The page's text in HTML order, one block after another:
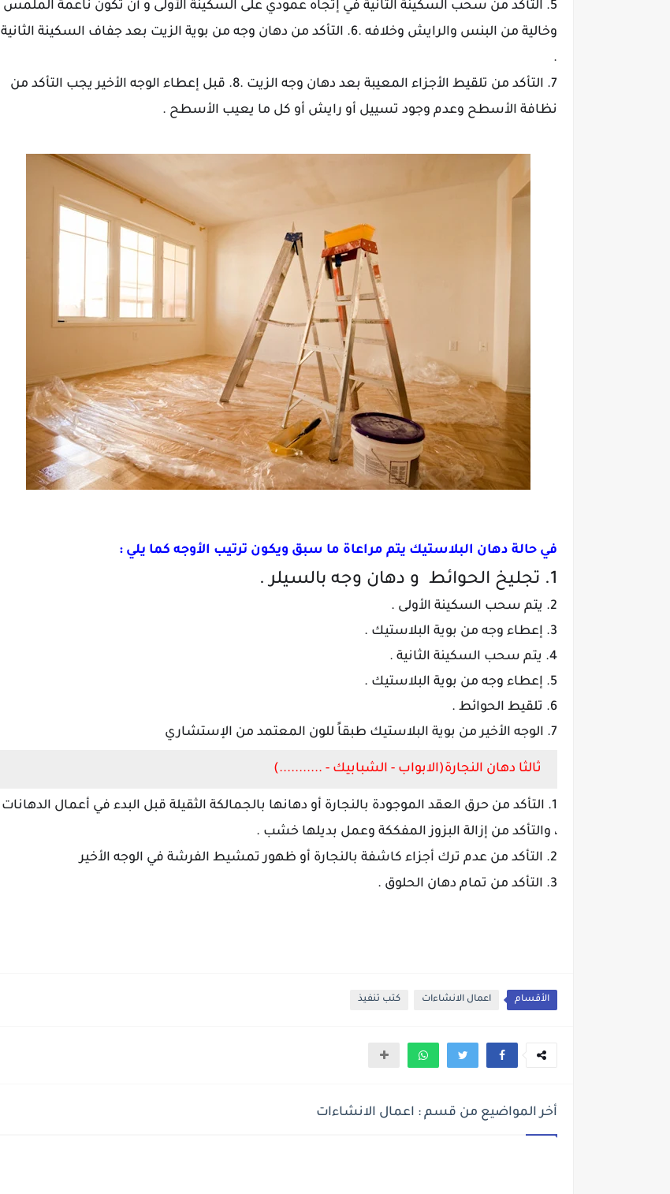
5. التأكد من سحب السكينة الثانية في إتجاه عمودي على السكينة الأولى و أن تكون ناعمة الملمس
وخالية من البنس والرايش وخلافه .
6. التأكد من دهان وجه من بوية الزيت بعد جفاف السكينة الثانية
.
7. التأكد من تلقيط الأجزاء المعيبة بعد دهان وجه الزيت .
8. قبل إعطاء الوجه الأخير يجب التأكد من
نظافة الأسطح وعدم وجود تسييل أو رايش أو كل ما يعيب الأسطح .
في حالة دهان البلاستيك يتم مراعاة ما سبق ويكون ترتيب الأوجه كما يلي :
1. تجليخ الحوائط و دهان وجه بالسيلر .
2. يتم سحب السكينة الأولى .
3. إعطاء وجه من بوية البلاستيك .
4. يتم سحب السكينة الثانية .
5. إعطاء وجه من بوية البلاستيك .
6. تلقيط الحوائط .
7. الوجه الأخير من بوية البلاستيك طبقاً للون المعتمد من الإستشاري
ثالثا دهان النجارة(الابواب - الشبابيك - ...........)
1. التأكد من حرق العقد الموجودة بالنجارة أو دهانها بالجمالكة الثقيلة قبل البدء في أعمال الدهانات
، والتأكد من إزالة البزوز المفككة وعمل بديلها خشب .
2. التأكد من عدم ترك أجزاء كاشفة بالنجارة أو ظهور تمشيط الفرشة في الوجه الأخير
3. التأكد من تمام دهان الحلوق .
الأقسام اعمال الانشاءات كتب تنفيذ
أخر المواضيع من قسم : اعمال الانشاءات